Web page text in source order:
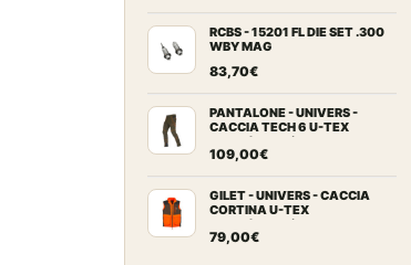
RCBS - 15201 FL DIE SET .300
WBY MAG
83,70€
PANTALONE - UNIVERS -
CACCIA TECH 6 U-TEX
Verde/Arancio
109,00€
GILET - UNIVERS - CACCIA
CORTINA U-TEX
Verde/Arancio
79,00€